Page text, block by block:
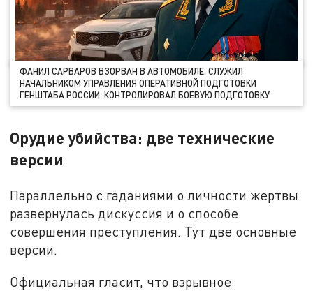
ФАНИЛ САРВАРОВ ВЗОРВАН В АВТОМОБИЛЕ. СЛУЖИЛ
НАЧАЛЬНИКОМ УПРАВЛЕНИЯ ОПЕРАТИВНОЙ ПОДГОТОВКИ
ГЕНШТАБА РОССИИ. КОНТРОЛИРОВАЛ БОЕВУЮ ПОДГОТОВКУ
Орудие убийства: две технические
версии
Параллельно с гаданиями о личности жертвы
развернулась дискуссия и о способе
совершения преступления. Тут две основные
версии.
Официальная гласит, что взрывное